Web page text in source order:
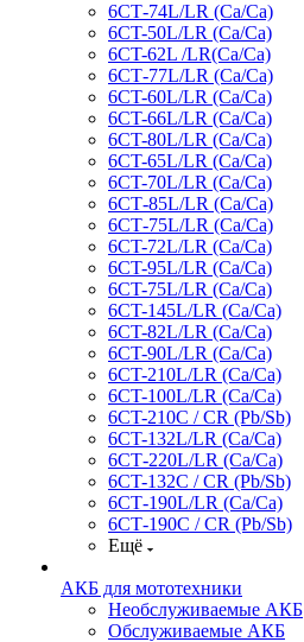
6СТ-74L/LR (Са/Са)
6CT-50L/LR (Ca/Ca)
6CT-62L /LR(Ca/Ca)
6СТ-77L/LR (Ca/Ca)
6CT-60L/LR (Ca/Ca)
6CT-66L/LR (Ca/Ca)
6CT-80L/LR (Са/Са)
6CT-65L/LR (Ca/Ca)
6CT-70L/LR (Са/Са)
6СТ-85L/LR (Са/Са)
6СТ-75L/LR (Ca/Ca)
6CT-72L/LR (Ca/Ca)
6CT-95L/LR (Са/Са)
6CT-75L/LR (Ca/Ca)
6CT-145L/LR (Са/Са)
6CT-82L/LR (Са/Са)
6CT-90L/LR (Ca/Ca)
6CT-210L/LR (Ca/Ca)
6CT-100L/LR (Ca/Ca)
6CT-210C / CR (Pb/Sb)
6CT-132L/LR (Ca/Ca)
6СТ-220L/LR (Ca/Ca)
6CT-132C / CR (Pb/Sb)
6СТ-190L/LR (Ca/Ca)
6СТ-190С / CR (Pb/Sb)
Ещё
АКБ для мототехники
Необслуживаемые АКБ
Обслуживаемые АКБ